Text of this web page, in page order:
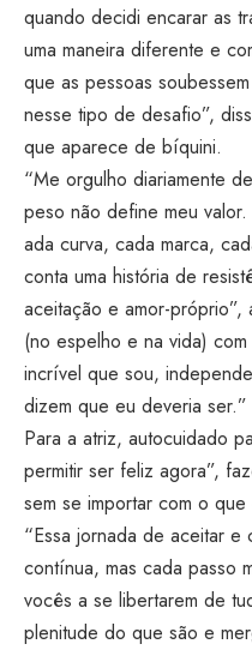
quando decidi encarar as
uma maneira diferente e
que as pessoas
nesse tipo de desafio”,
que aparece de bíquini.
“Me orgulho diariamente
peso não define meu valor.
ada curva, cada marca,
conta uma história de
aceitação e amor-próprio”,
(no espelho e na vida)
incrível que sou,
dizem que eu deveria ser.”
Para a atriz, autocuidado
permitir ser feliz agora”,
sem se importar com o
“Essa jornada de aceitar e
contínua, mas cada passo
vocês a se libertarem de
plenitude do que são e